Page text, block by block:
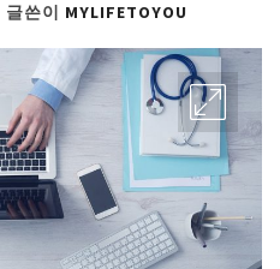
글쓴이 MYLIFETOYOU